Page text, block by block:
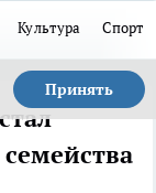
Культура Спорт
Принять